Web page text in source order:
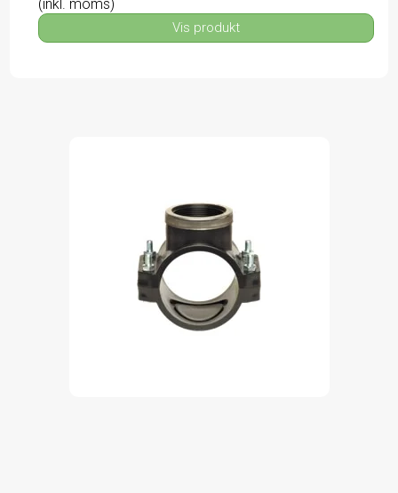
(inkl. moms)
Vis produkt